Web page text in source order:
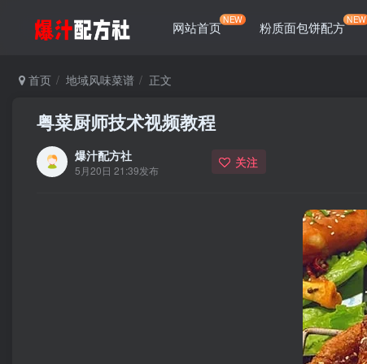
网站首页NEW 粉质面包饼配方NEW
首页 地域风味菜谱 正文
粤菜厨师技术视频教程
爆汁配方社
5月20日 21:39发布 关注